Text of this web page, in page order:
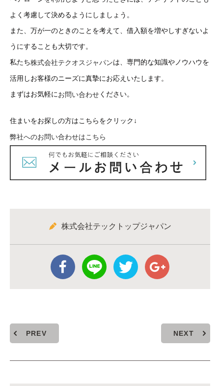
よく考慮して決めるようにしましょう。
また、万が一のときのことを考えて、借入額を増やしすぎないよ
うにすることも大切です。
私たち株式会社テクオスジャパンは、専門的な知識やノウハウを
活用しお客様のニーズに真摯にお応えいたします。
まずはお気軽にお問い合わせください。
住まいをお探しの方はこちらをクリック↓
弊社へのお問い合わせはこちら
株式会社テックトップジャパン
PREV NEXT